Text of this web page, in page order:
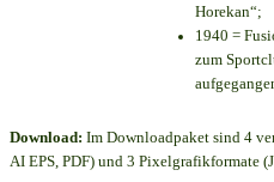
Horekan“;
1940 =
zum
Download: Im Downloadpaket sind 4
AI EPS, PDF) und 3 Pixelgrafikformate